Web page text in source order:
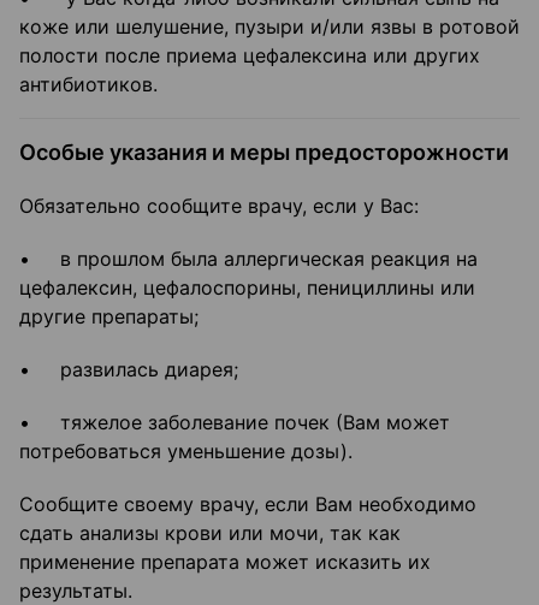
коже или шелушение, пузыри и/или язвы в ротовой
полости после приема цефалексина или других
антибиотиков.
Особые указания и меры предосторожности
Обязательно сообщите врачу, если у Вас:
• в прошлом была аллергическая реакция на
цефалексин, цефалоспорины, пенициллины или
другие препараты;
• развилась диарея;
• тяжелое заболевание почек (Вам может
потребоваться уменьшение дозы).
Сообщите своему врачу, если Вам необходимо
сдать анализы крови или мочи, так как
применение препарата может исказить их
результаты.